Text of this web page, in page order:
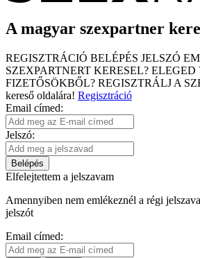
A magyar szexpartner
REGISZTRÁCIÓ BELÉPÉS JELSZÓ
SZEXPARTNERT KERESEL? ELEGED
FIZETŐSÖKBŐL? REGISZTRÁLJ A
kereső oldalára! Regisztráció
Email címed:
Jelszó:
Belépés
Elfelejtettem a jelszavam
Amennyiben nem emlékeznél a régi
jelszót
Email címed: